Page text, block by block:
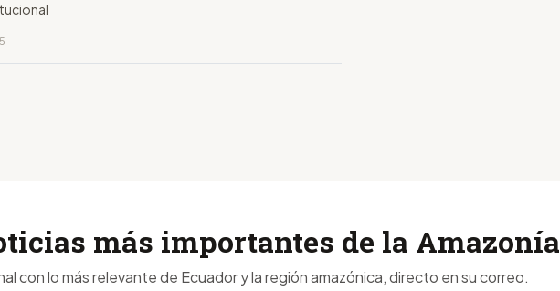
más importantes de la Amazonía
con lo más relevante de Ecuador y la región amazónica, directo en su correo.